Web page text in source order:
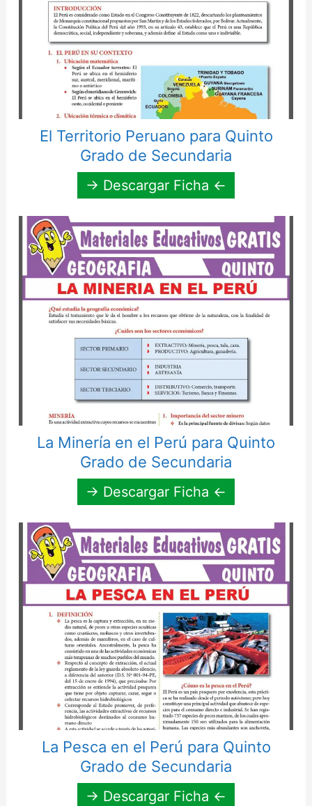
El Territorio Peruano para Quinto
Grado de Secundaria
→ Descargar Ficha ←
La Minería en el Perú para Quinto
Grado de Secundaria
→ Descargar Ficha ←
La Pesca en el Perú para Quinto
Grado de Secundaria
→ Descargar Ficha ←